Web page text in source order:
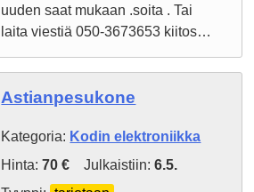
uuden saat mukaan .soita . Tai
laita viestiä 050-3673653 kiitos…
Astianpesukone
Kategoria: Kodin elektroniikka
Hinta:70 € Julkaistiin:6.5.